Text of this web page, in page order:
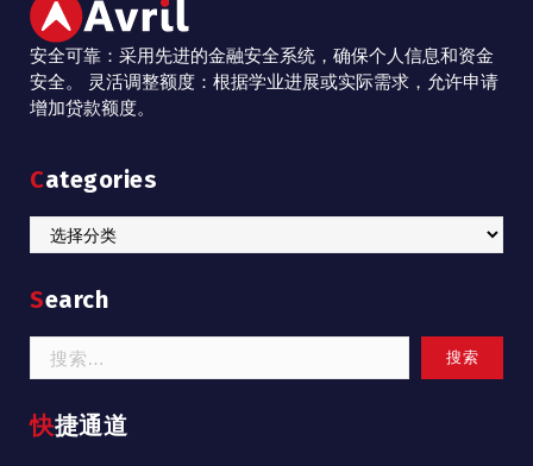
安全可靠：采用先进的金融安全系统，确保个人信息和资金
安全。 灵活调整额度：根据学业进展或实际需求，允许申请
增加贷款额度。
Categories
Categories
Search
索：
快捷通道